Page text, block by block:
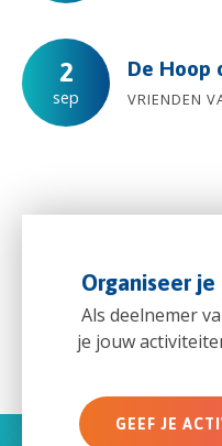
2
sep
De Hoop
VRIENDEN
Organiseer
Als deelnemer
je jouw
GEEF JE